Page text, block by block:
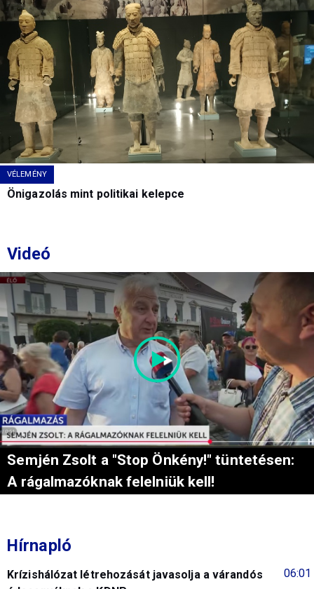
VÉLEMÉNY
Önigazolás mint politikai kelepce
Videó
Semjén Zsolt a "Stop Önkény!" tüntetésen:
A rágalmazóknak felelniük kell!
Hírnapló
06:01
Krízishálózat létrehozását javasolja a várandós